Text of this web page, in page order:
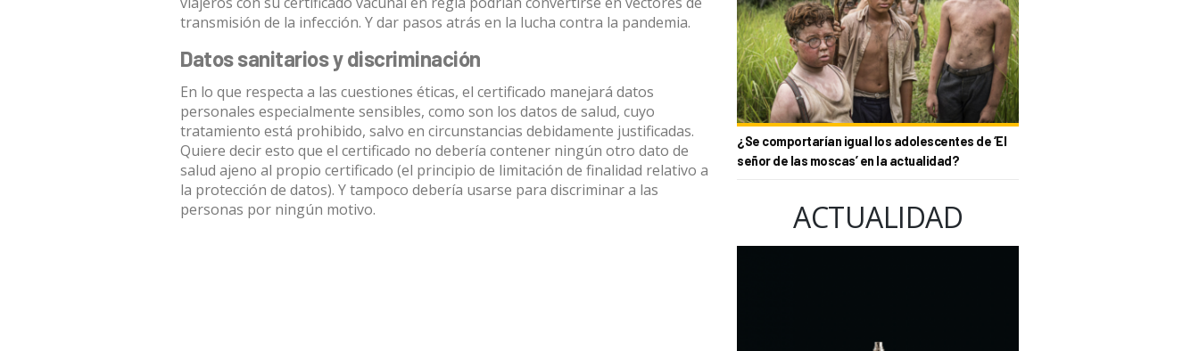
transmisión de la infección. Y dar pasos atrás en la lucha contra la pandemia.
Datos sanitarios y discriminación
En lo que respecta a las cuestiones éticas, el certificado manejará datos
personales especialmente sensibles, como son los datos de salud, cuyo
tratamiento está prohibido, salvo en circunstancias debidamente justificadas.
Quiere decir esto que el certificado no debería contener ningún otro dato de
salud ajeno al propio certificado (el principio de limitación de finalidad relativo a
la protección de datos). Y tampoco debería usarse para discriminar a las
personas por ningún motivo.
¿Se comportarían igual los adolescentes de ‘El
señor de las moscas’ en la actualidad?
ACTUALIDAD